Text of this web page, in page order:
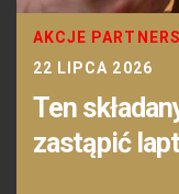
AKCJE
22 LIPCA 2026
Ten
zastąpić